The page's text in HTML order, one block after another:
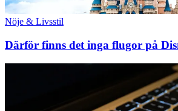
Nöje & Livsstil
Därför finns det inga flugor på